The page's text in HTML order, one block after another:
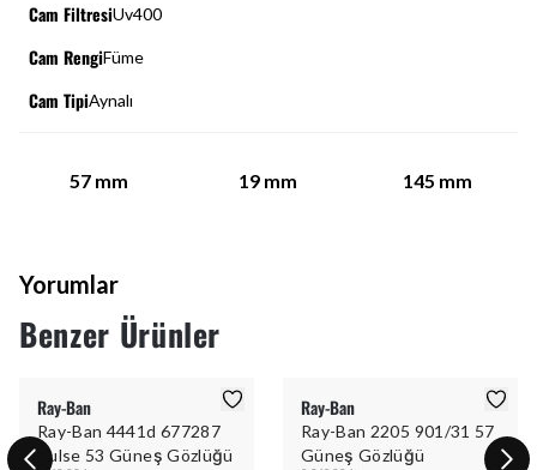
Cam FiltresiUv400
Cam RengiFüme
Cam TipiAynalı
57 mm 19 mm 145 mm
Yorumlar
Benzer Ürünler
Ray-Ban
Ray-Ban 4441d 677287
Pulse 53 Güneş Gözlüğü
Ray-Ban
Ray-Ban 2205 901/31 57
Güneş Gözlüğü